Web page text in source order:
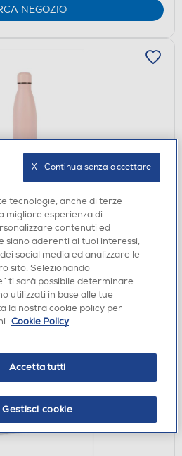
NEGOZIO
gratuito:verifica
NEGOZIO
tecnologie, anche di terze
migliore esperienza di
contenuti ed
siano aderenti ai tuoi interessi,
social media ed analizzare le
sito. Selezionando
ti sarà possibile determinare
utilizzati in base alle tue
la nostra cookie policy per
Cookie Policy
Accetta tutti
Gestisci cookie
X   Continua senza accettare